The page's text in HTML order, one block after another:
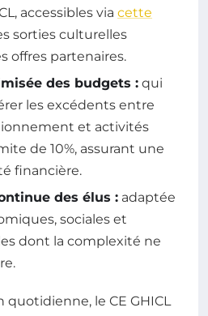
accessibles via cette
sorties culturelles
offres partenaires.
des budgets : qui
les excédents entre
et activités
de 10%, assurant une
financière.
des élus : adaptée
sociales et
dont la complexité ne
quotidienne, le CE GHICL